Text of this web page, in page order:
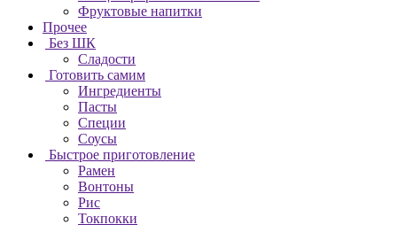
Фруктовые напитки
Прочее
Без ШК
Сладости
Готовить самим
Ингредиенты
Пасты
Специи
Соусы
Быстрое приготовление
Рамен
Вонтоны
Рис
Токпокки